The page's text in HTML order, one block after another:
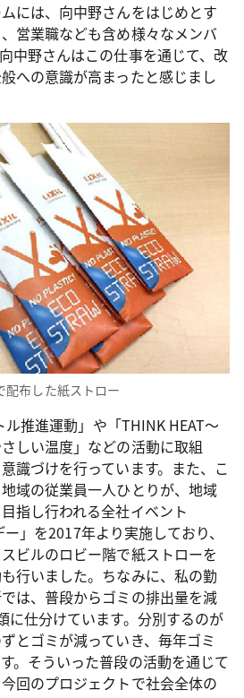
には、向中野さんをはじめとす
営業職なども含め様々なメンバ
中野さんはこの仕事を通じて、改
への意識が高まったと感じまし
配布した紙ストロー
ル推進運動」や「THINK HEAT〜
しい温度」などの活動に取組
識づけを行っています。また、こ
域の従業員一人ひとりが、地域
指し行われる全社イベント
」を2017年より実施しており、
ビルのロビー階で紙ストローを
行いました。ちなみに、私の勤
は、普段からゴミの排出量を減
に仕分けています。分別するのが
とゴミが減っていき、毎年ゴミ
。そういった普段の活動を通じて
回のプロジェクトで社会全体の